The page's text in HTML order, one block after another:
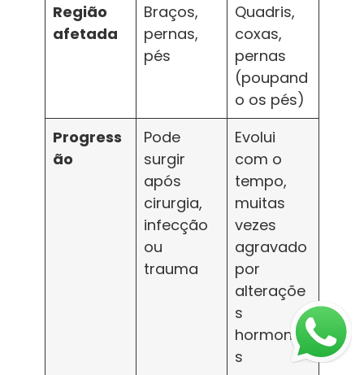
Região
afetada
Braços,
pernas,
pés
Quadris,
coxas,
pernas
(poupand
o os pés)
Progress
ão
Pode
surgir
após
cirurgia,
infecção
ou
trauma
Evolui
com o
tempo,
muitas
vezes
agravado
por
alteraçõe
s
hormonai
s